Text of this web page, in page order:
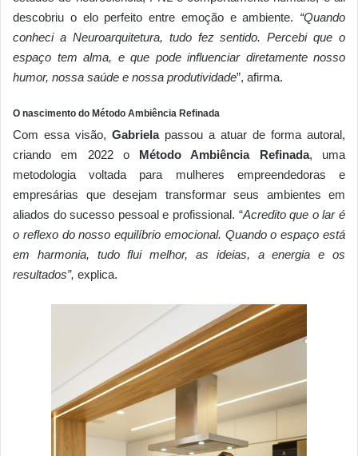
descobriu o elo perfeito entre emoção e ambiente. “Quando
conheci a Neuroarquitetura, tudo fez sentido. Percebi que o
espaço tem alma, e que pode influenciar diretamente nosso
humor, nossa saúde e nossa produtividade”, afirma.
O nascimento do Método Ambiência Refinada
Com essa visão, Gabrielapassou a atuar de forma autoral,
criando em 2022 o Método Ambiência Refinada, uma
metodologia voltada para mulheres empreendedoras e
empresárias que desejam transformar seus ambientes em
aliados do sucesso pessoal e profissional. “Acredito que o lar é
o reflexo do nosso equilíbrio emocional. Quando o espaço está
em harmonia, tudo flui melhor, as ideias, a energia e os
resultados”, explica.